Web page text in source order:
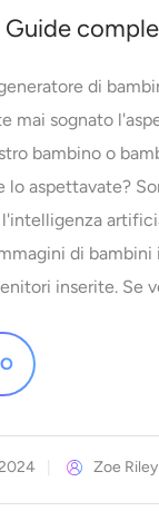
Guide
di
mai sognato
bambino o
lo aspettavate?
l'intelligenza
di bambini
inserite. Se
Zoe Riley